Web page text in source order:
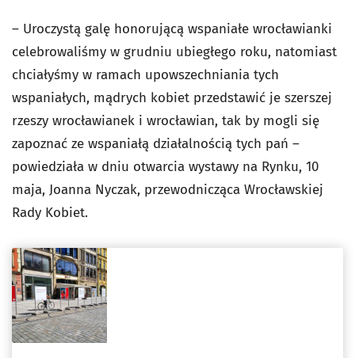
– Uroczystą galę honorującą wspaniałe wrocławianki
celebrowaliśmy w grudniu ubiegłego roku, natomiast
chciałyśmy w ramach upowszechniania tych
wspaniałych, mądrych kobiet przedstawić je szerszej
rzeszy wrocławianek i wrocławian, tak by mogli się
zapoznać ze wspaniałą działalnością tych pań –
powiedziała w dniu otwarcia wystawy na Rynku, 10
maja, Joanna Nyczak, przewodnicząca Wrocławskiej
Rady Kobiet.